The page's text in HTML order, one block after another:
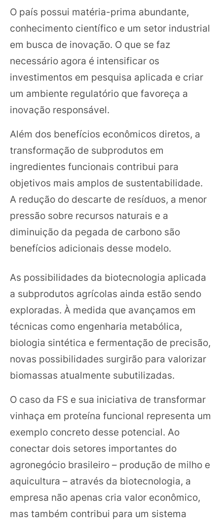
O país possui matéria-prima abundante,
conhecimento científico e um setor industrial
em busca de inovação. O que se faz
necessário agora é intensificar os
investimentos em pesquisa aplicada e criar
um ambiente regulatório que favoreça a
inovação responsável.
Além dos benefícios econômicos diretos, a
transformação de subprodutos em
ingredientes funcionais contribui para
objetivos mais amplos de sustentabilidade.
A redução do descarte de resíduos, a menor
pressão sobre recursos naturais e a
diminuição da pegada de carbono são
benefícios adicionais desse modelo.
As possibilidades da biotecnologia aplicada
a subprodutos agrícolas ainda estão sendo
exploradas. À medida que avançamos em
técnicas como engenharia metabólica,
biologia sintética e fermentação de precisão,
novas possibilidades surgirão para valorizar
biomassas atualmente subutilizadas.
O caso da FS e sua iniciativa de transformar
vinhaça em proteína funcional representa um
exemplo concreto desse potencial. Ao
conectar dois setores importantes do
agronegócio brasileiro – produção de milho e
aquicultura – através da biotecnologia, a
empresa não apenas cria valor econômico,
mas também contribui para um sistema